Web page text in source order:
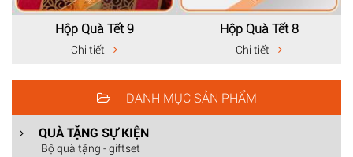
Hộp Quà Tết 9
Chi tiết
Hộp Quà Tết 8
Chi tiết
DANH MỤC SẢN PHẨM
QUÀ TẶNG SỰ KIỆN
Bộ quà tặng - giftset